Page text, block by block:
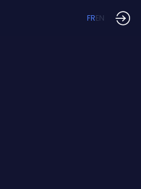
FREN